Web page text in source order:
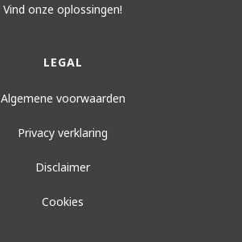
Vind onze oplossingen!
LEGAL
Algemene voorwaarden
Privacy verklaring
Disclaimer
Cookies